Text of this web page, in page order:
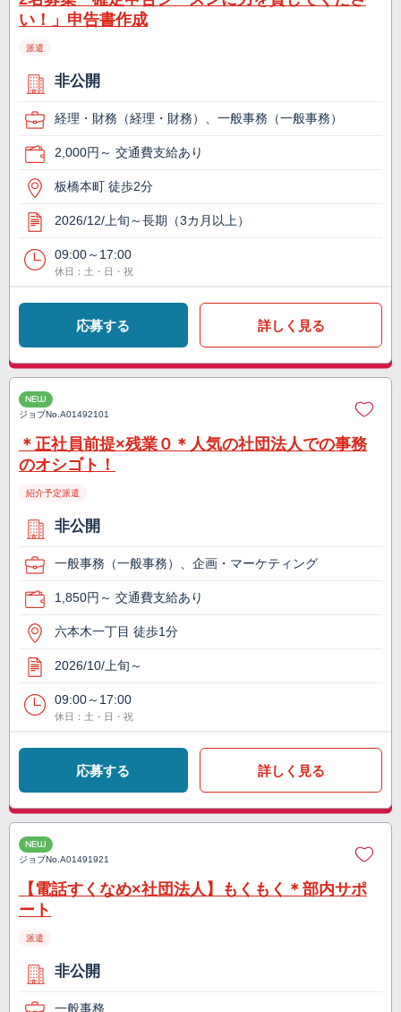
い！」申告書作成
派遣
非公開
経理・財務（経理・財務）、一般事務（一般事務）
2,000円～ 交通費支給あり
板橋本町 徒歩2分
2026/12/上旬～長期（3カ月以上）
09:00～17:00
休日：土・日・祝
応募する 詳しく見る
NEW
ジョブNo.A01492101
＊正社員前提×残業０＊人気の社団法人での事務
のオシゴト！
紹介予定派遣
非公開
一般事務（一般事務）、企画・マーケティング
1,850円～ 交通費支給あり
六本木一丁目 徒歩1分
2026/10/上旬～
09:00～17:00
休日：土・日・祝
応募する 詳しく見る
NEW
ジョブNo.A01491921
【電話すくなめ×社団法人】もくもく＊部内サポ
ート
派遣
非公開
一般事務